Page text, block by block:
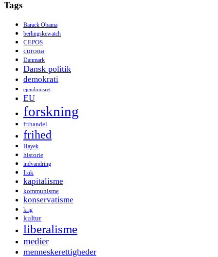
Tags
Barack Obama
berlingskewatch
CEPOS
corona
Danmark
Dansk politik
demokrati
ejendomsret
EU
forskning
frihandel
frihed
Hayek
historie
indvandring
Irak
kapitalisme
kommunisme
konservatisme
krig
kultur
liberalisme
medier
menneskerettigheder